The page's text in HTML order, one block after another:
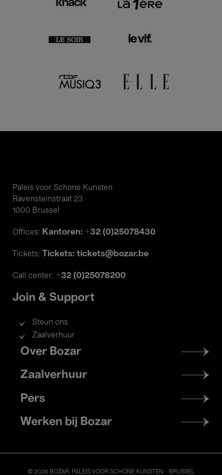
Paleis voor Schone Kunsten
Ravensteinstraat 23
1000 Brussel
Offices: Kantoren: +32 (0)25078430
Tickets: Tickets: tickets@bozar.be
Call center: +32 (0)25078200
Join & Support
Steun ons
Zaalverhuur
Footer
menu
Over Bozar
Zaalverhuur
Pers
Werken bij Bozar
© 2026 BOZAR. PALEIS VOOR SCHONE KUNSTEN - BRUSSEL